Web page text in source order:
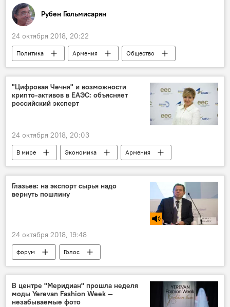
Рубен Гюльмисарян
24 октября 2018, 20:22
Политика Армения
Общество
Новости Армения
Колумнисты
терроризм
"Цифровая Чечня" и возможности
крипто-активов в ЕАЭС: объясняет
российский эксперт
24 октября 2018, 20:03
В мире Экономика
Армения
эксперт
форум
Глазьев: на экспорт сырья надо
вернуть пошлину
24 октября 2018, 19:48
форум Голос
В центре "Меридиан" прошла неделя
моды Yerevan Fashion Week —
незабываемые фото